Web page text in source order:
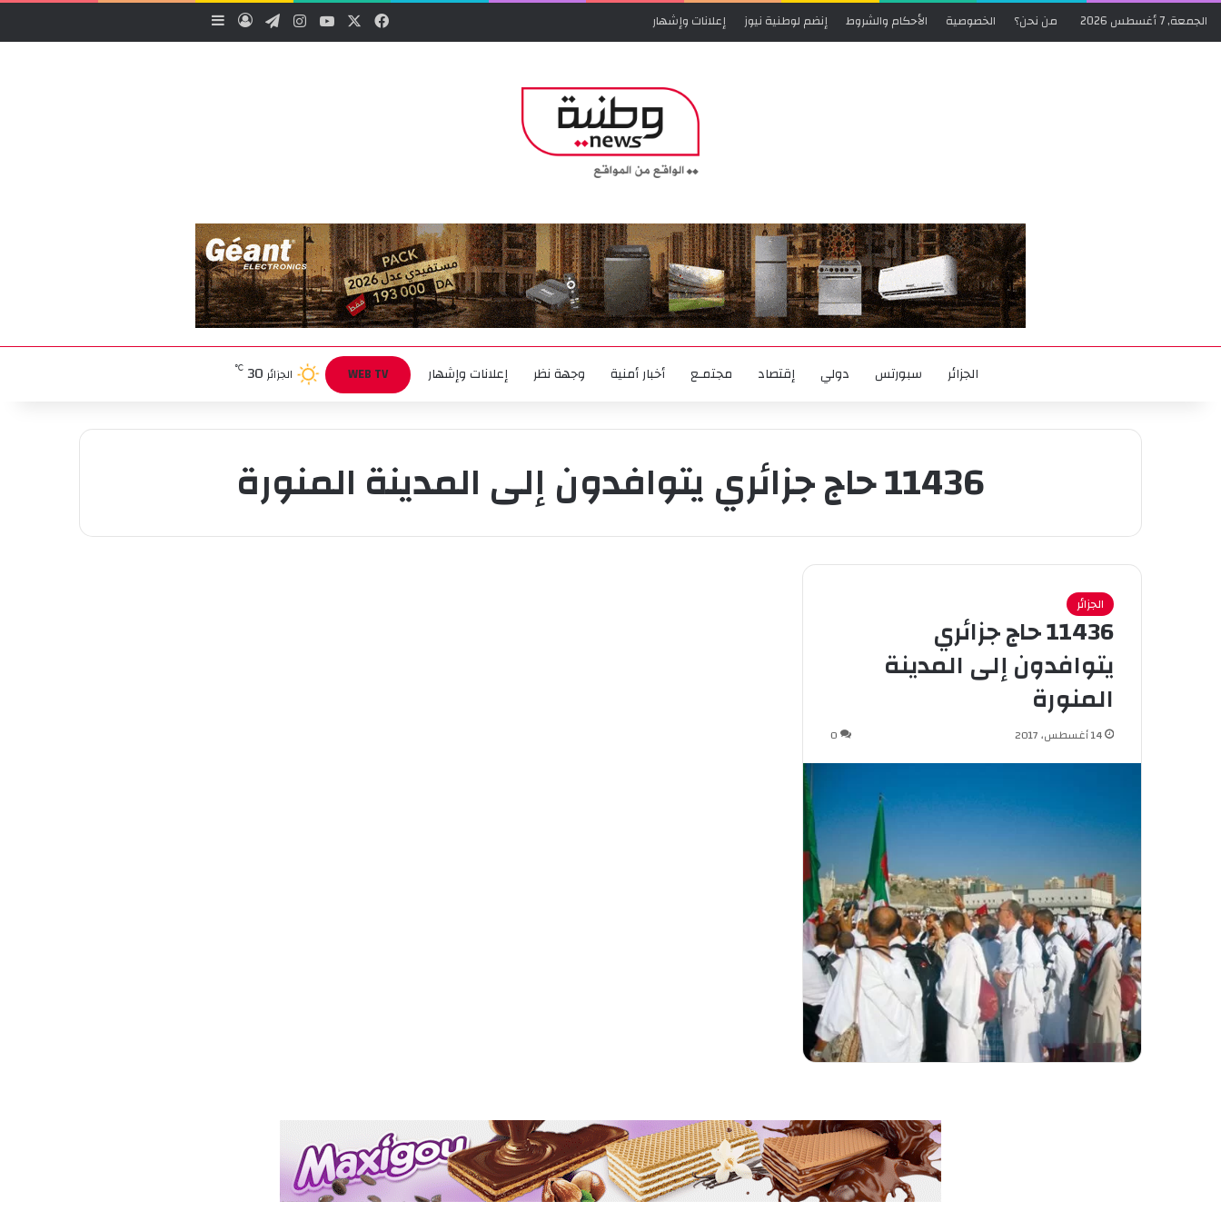
الجمعة, 7 أغسطس 2026 من نحن؟ الخصوصية الأحكام والشروط إنضم لوطنية نيوز إعلانات وإشهار فيسبوك ‫YouTubeانستقرامتيلقرامتسجيل الدخول
الجزائر سبورتس دولي إقتصاد مجتمـع أخبار أمنية وجهة نظر إعلانات وإشهار WEB TV الجزائر 30
℃
11436 حاج جزائري يتوافدون إلى المدينة المنورة
الجزائر
11436 حاج جزائري
يتوافدون إلى المدينة
المنورة
14 أغسطس، 2017 0